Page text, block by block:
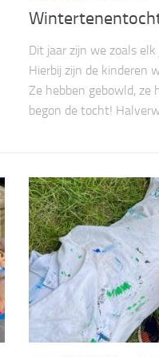
Dit jaar zijn we zoals
Hierbij zijn de kinderen
Ze hebben gebowld, ze
begon de tocht!